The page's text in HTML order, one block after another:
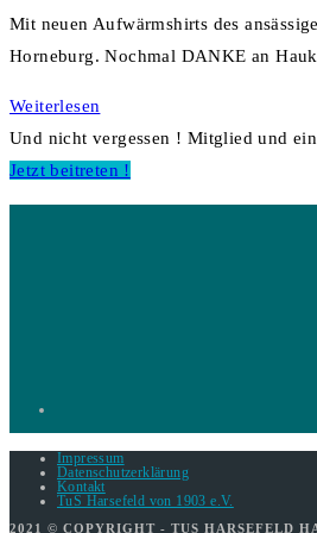
Mit neuen Aufwärmshirts des
Horneburg. Nochmal DANKE an
Weiterlesen
´s
play
time!
Und nicht vergessen ! Mitglied und
Jetzt beitreten !
in
Impressum
Datenschutzerklärung
Kontakt
TuS Harsefeld von 1903 e.V.
2021 © COPYRIGHT - TUS HARSEFELD